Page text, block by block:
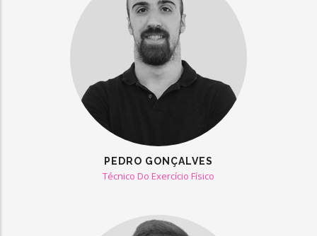
PEDRO GONÇALVES
Técnico Do Exercício Físico